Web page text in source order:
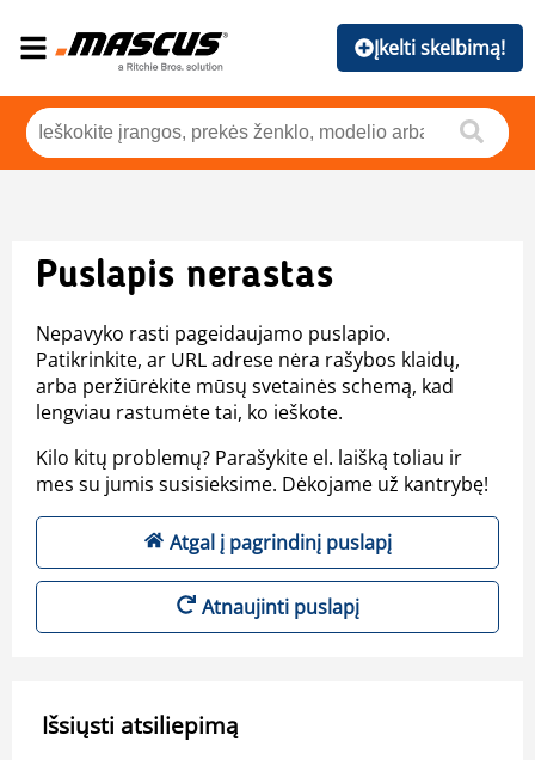
Įkelti skelbimą!
Puslapis nerastas
Nepavyko rasti pageidaujamo puslapio.
Patikrinkite, ar URL adrese nėra rašybos klaidų,
arba peržiūrėkite mūsų svetainės schemą, kad
lengviau rastumėte tai, ko ieškote.
Kilo kitų problemų? Parašykite el. laišką toliau ir
mes su jumis susisieksime. Dėkojame už kantrybę!
Atgal į pagrindinį puslapį
Atnaujinti puslapį
Išsiųsti atsiliepimą